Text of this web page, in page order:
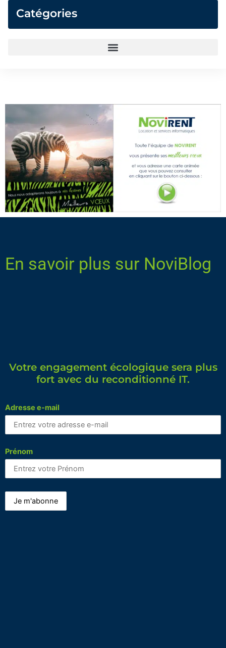
Catégories
En savoir plus sur NoviBlog
Votre engagement écologique sera plus
fort avec du reconditionné IT.
Adresse e-mail
Prénom